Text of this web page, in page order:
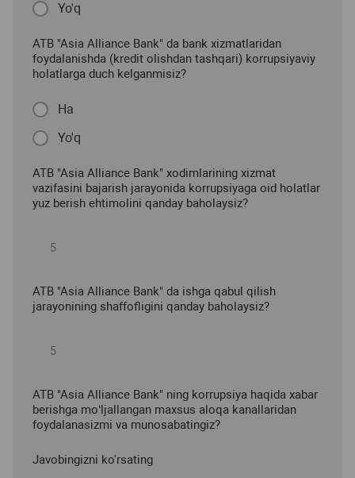
Yo'q
ATB "Asia Alliance Bank" da bank xizmatlaridan
foydalanishda (kredit olishdan tashqari) korrupsiyaviy
holatlarga duch kelganmisiz?
Ha
Yo'q
ATB "Asia Alliance Bank" xodimlarining xizmat
vazifasini bajarish jarayonida korrupsiyaga oid holatlar
yuz berish ehtimolini qanday baholaysiz?
ATB "Asia Alliance Bank" da ishga qabul qilish
jarayonining shaffofligini qanday baholaysiz?
ATB "Asia Alliance Bank" ning korrupsiya haqida xabar
berishga mo‘ljallangan maxsus aloqa kanallaridan
foydalanasizmi va munosabatingiz?
Javobingizni ko'rsating